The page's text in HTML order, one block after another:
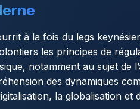
à la fois du legs
les principes de
notamment au sujet de
des dynamiques
la globalisation et